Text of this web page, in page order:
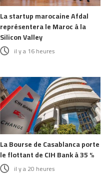
La startup marocaine Afdal
représentera le Maroc à la
Silicon Valley
il y a 16 heures
La Bourse de Casablanca porte
le flottant de CIH Bank à 35 %
il y a 20 heures